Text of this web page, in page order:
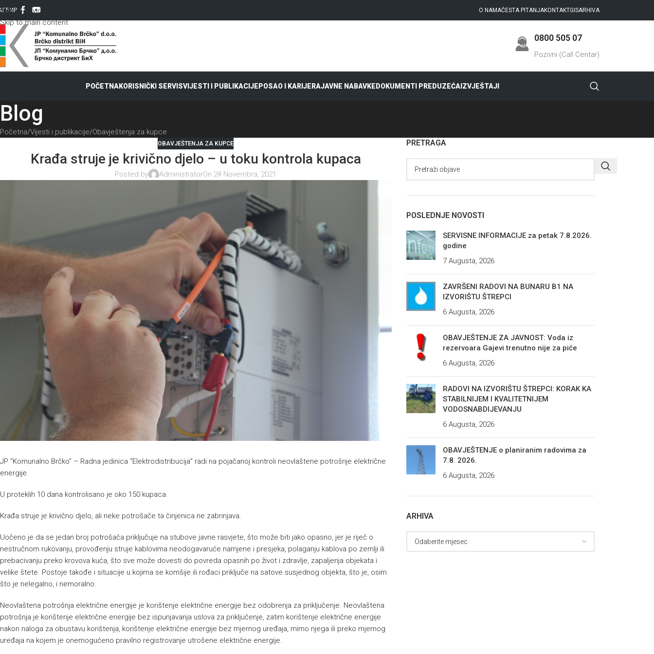
Skip to navigation
Skip to main content
ЋИР O NAMAČESTA PITANJAKONTAKTGISARHIVA
0800 505 07
Pozivni (Call Centar)
POČETNAKORISNIČKI SERVISVIJESTI I PUBLIKACIJEPOSAO I KARIJERAJAVNE NABAVKEDOKUMENTI PREDUZEĆAIZVJEŠTAJI
Blog
Početna Vijesti i publikacije Obavještenja za kupce
OBAVJEŠTENJA ZA KUPCE
Krađa struje je krivično djelo – u toku kontrola kupaca
Posted by AdministratorOn 24 Novembra, 2021
JP “Komunalno Brčko” – Radna jedinica “Elektrodistribucija” radi na pojačanoj kontroli neovlaštene potrošnje električne
energije.
U proteklih 10 dana kontrolisano je oko 150 kupaca.
Krađa struje je krivično djelo, ali neke potrošače ta činjenica ne zabrinjava.
Uočeno je da se jedan broj potrošača priključuje na stubove javne rasvjete, što može biti jako opasno, jer je riječ o
nestručnom rukovanju, provođenju struje kablovima neodogavaruće namjene i presjeka, polaganju kablova po zemlji ili
prebacivanju preko krovova kuća, što sve može dovesti do povreda opasnih po život i zdravlje, zapaljenja objekata i
velike štete. Postoje takođe i situacije u kojima se komšije ili rođaci priključe na satove susjednog objekta, što je, osim
što je nelegalno, i nemoralno.
Neovlaštena potrošnja električne energije je korištenje električne energije bez odobrenja za priključenje. Neovlaštena
potrošnja je korištenje električne energije bez ispunjavanja uslova za priključenje, zatim korištenje električne energije
nakon naloga za obustavu korištenja, korištenje električne energije bez mjernog uređaja, mimo njega ili preko mjernog
uređaja na kojem je onemogućeno pravilno registrovanje utrošene električne energije.
PRETRAGA
POSLEDNJE NOVOSTI
SERVISNE INFORMACIJE za petak 7.8.2026.
godine
7 Augusta, 2026
ZAVRŠENI RADOVI NA BUNARU B1 NA
IZVORIŠTU ŠTREPCI
6 Augusta, 2026
OBAVJEŠTENJE ZA JAVNOST: Voda iz
rezervoara Gajevi trenutno nije za piće
6 Augusta, 2026
RADOVI NA IZVORIŠTU ŠTREPCI: KORAK KA
STABILNIJEM I KVALITETNIJEM
VODOSNABDIJEVANJU
6 Augusta, 2026
OBAVJEŠTENJE o planiranim radovima za
7.8. 2026.
6 Augusta, 2026
ARHIVA